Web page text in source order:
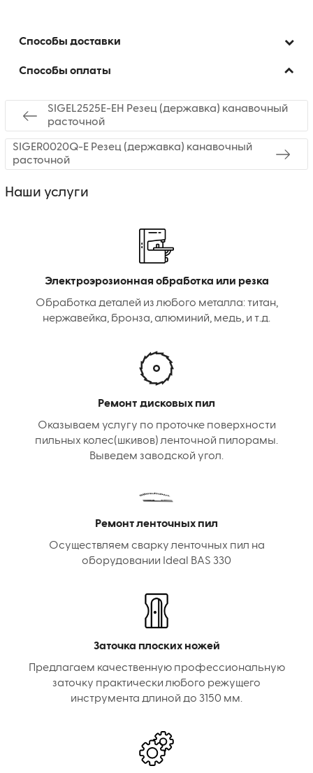
Способы доставки
Способы оплаты
SIGEL2525E-EH Резец (державка) канавочный
расточной
SIGER0020Q-E Резец (державка) канавочный
расточной
Наши услуги
Электроэрозионная обработка или резка
Обработка деталей из любого металла: титан,
нержавейка, бронза, алюминий, медь, и т.д.
Ремонт дисковых пил
Оказываем услугу по проточке поверхности
пильных колес(шкивов) ленточной пилорамы.
Выведем заводской угол.
Ремонт ленточных пил
Осуществляем сварку ленточных пил на
оборудовании Ideal BAS 330
Заточка плоских ножей
Предлагаем качественную профессиональную
заточку практически любого режущего
инструмента длиной до 3150 мм.